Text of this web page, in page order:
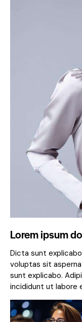
Lorem ipsum
Dicta sunt
voluptas sit
sunt explicabo.
incididunt ut labore